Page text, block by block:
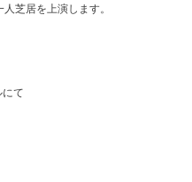
芝居を上演します。
て